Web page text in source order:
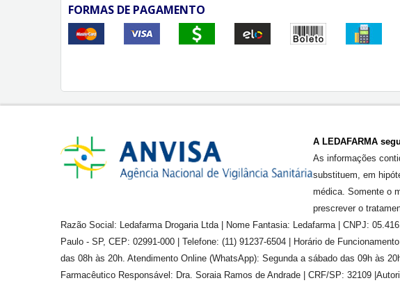
FORMAS DE PAGAMENTO
A LEDAFARMA
As informações
substituem, em
médica. Somente o
prescrever o
Razão Social: Ledafarma Drogaria Ltda | Nome Fantasia: Ledafarma | CNPJ:
Paulo - SP, CEP: 02991-000 | Telefone: (11) 91237-6504 | Horário de
das 08h às 20h. Atendimento Online (WhatsApp): Segunda a sábado das 09h às
Farmacêutico Responsável: Dra. Soraia Ramos de Andrade | CRF/SP: 32109